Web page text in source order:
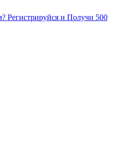
Регистрируйся и Получи 500